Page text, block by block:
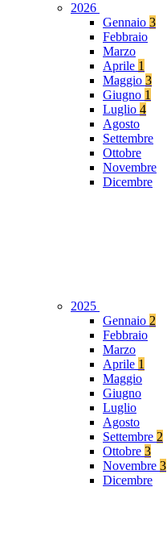
2026
Gennaio 3
Febbraio
Marzo
Aprile 1
Maggio 3
Giugno 1
Luglio 4
Agosto
Settembre
Ottobre
Novembre
Dicembre
2025
Gennaio 2
Febbraio
Marzo
Aprile 1
Maggio
Giugno
Luglio
Agosto
Settembre 2
Ottobre 3
Novembre 3
Dicembre